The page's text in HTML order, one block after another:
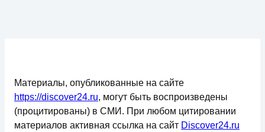
Материалы, опубликованные на сайте
https://discover24.ru, могут быть воспроизведены
(процитированы) в СМИ. При любом цитировании
материалов активная ссылка на сайт Discover24.ru